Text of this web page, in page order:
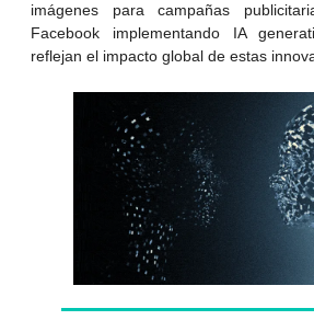
imágenes para campañas
Facebook implementando IA
reflejan el impacto global de estas